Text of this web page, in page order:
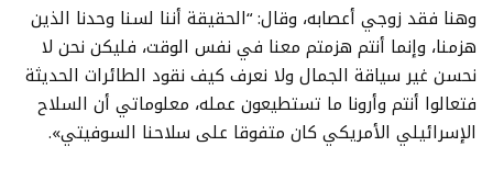
وهنا فقد زوجي أعصابه، وقال: “الحقيقة أننا لسنا وحدنا الذين
هزمنا، وإنما أنتم هزمتم معنا في نفس الوقت، فليكن نحن لا
نحسن غير سياقة الجمال ولا نعرف كيف نقود الطائرات الحديثة
فتعالوا أنتم وأرونا ما تستطيعون عمله، معلوماتي أن السلاح
الإسرائيلي الأمريكي كان متفوقا على سلاحنا السوفيتي».